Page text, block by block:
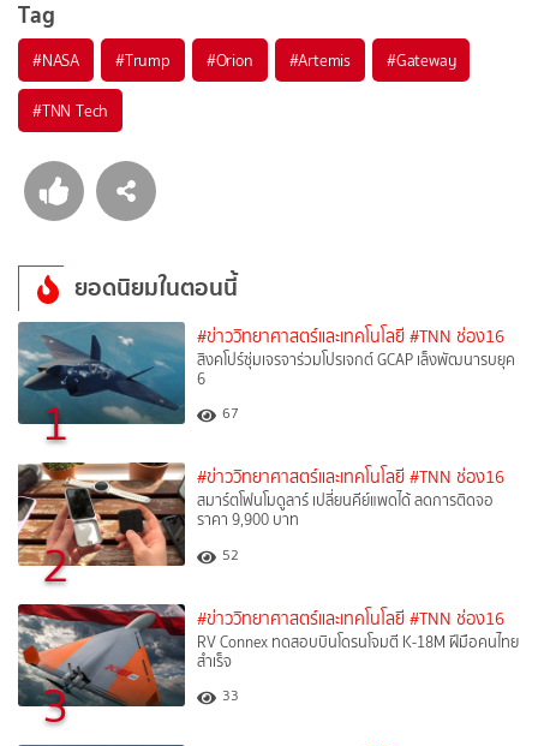
Tag
#NASA #Trump #Orion #Artemis #Gateway
#TNN Tech
ยอดนิยมในตอนนี้
1
#ข่าววิทยาศาสตร์และเทคโนโลยี #TNN ช่อง16
สิงคโปร์ซุ่มเจรจาร่วมโปรเจกต์ GCAP เล็งพัฒนารบยุค
6
67
2
#ข่าววิทยาศาสตร์และเทคโนโลยี #TNN ช่อง16
สมาร์ตโฟนโมดูลาร์ เปลี่ยนคีย์แพดได้ ลดการติดจอ
ราคา 9,900 บาท
52
3
#ข่าววิทยาศาสตร์และเทคโนโลยี #TNN ช่อง16
RV Connex ทดสอบบินโดรนโจมตี K-18M ฝีมือคนไทย
สำเร็จ
33